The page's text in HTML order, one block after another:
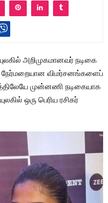
அறிமுகமானவர் நடிகை
நேர்மறையான விமர்சனங்களைப்
முன்னணி நடிகையாக
ஒரு பெரிய ரசிகர்